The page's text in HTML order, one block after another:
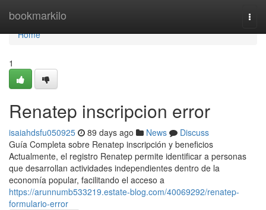
bookmarkilo
Home
Home
1
Renatep inscripcion error
isaiahdsfu050925 89 days ago News
Discuss
Guía Completa sobre Renatep inscripción y beneficios
Actualmente, el registro Renatep permite identificar a personas
que desarrollan actividades independientes dentro de la
economía popular, facilitando el acceso a
https://arunnumb533219.estate-blog.com/40069292/renatep-
formulario-error